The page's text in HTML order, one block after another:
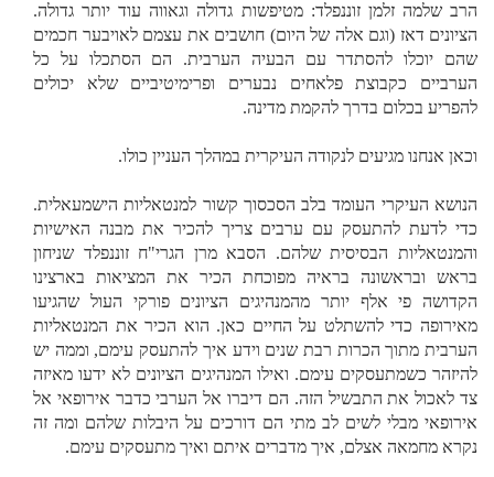
הרב שלמה זלמן זוננפלד: מטיפשות גדולה וגאווה עוד יותר גדולה.
הציונים דאז (וגם אלה של היום) חושבים את עצמם לאויבער חכמים
שהם יוכלו להסתדר עם הבעיה הערבית. הם הסתכלו על כל
הערביים כקבוצת פלאחים נבערים ופרימיטיביים שלא יכולים
להפריע בכלום בדרך להקמת מדינה.
וכאן אנחנו מגיעים לנקודה העיקרית במהלך העניין כולו.
הנושא העיקרי העומד בלב הסכסוך קשור למנטאליות הישמעאלית.
כדי לדעת להתעסק עם ערבים צריך להכיר את מבנה האישיות
והמנטאליות הבסיסית שלהם. הסבא מרן הגרי"ח זוננפלד שניחון
בראש ובראשונה בראיה מפוכחת הכיר את המציאות בארצינו
הקדושה פי אלף יותר מהמנהיגים הציונים פורקי העול שהגיעו
מאירופה כדי להשתלט על החיים כאן. הוא הכיר את המנטאליות
הערבית מתוך הכרות רבת שנים וידע איך להתעסק עימם, וממה יש
להיזהר כשמתעסקים עימם. ואילו המנהיגים הציונים לא ידעו מאיזה
צד לאכול את התבשיל הזה. הם דיברו אל הערבי כדבר אירופאי אל
אירופאי מבלי לשים לב מתי הם דורכים על היבלות שלהם ומה זה
נקרא מחמאה אצלם, איך מדברים איתם ואיך מתעסקים עימם.